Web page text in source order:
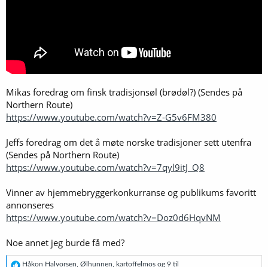
Mikas foredrag om finsk tradisjonsøl (brødøl?) (Sendes på
Northern Route)
https://www.youtube.com/watch?v=Z-G5v6FM380
Jeffs foredrag om det å møte norske tradisjoner sett utenfra
(Sendes på Northern Route)
https://www.youtube.com/watch?v=7qyl9itJ_Q8
Vinner av hjemmebryggerkonkurranse og publikums favoritt
annonseres
https://www.youtube.com/watch?v=Doz0d6HqvNM
Noe annet jeg burde få med?
RHåkon Halvorsen Ølhunnen kartoffelmos og 9 til